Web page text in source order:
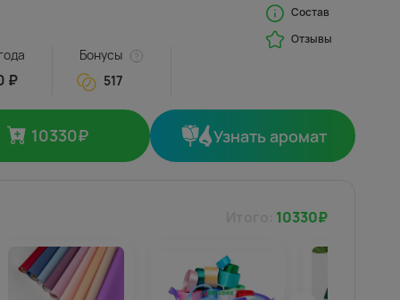
₽
Бонусы
517
Состав
Отзывы
10330₽ Узнать аромат
10330₽